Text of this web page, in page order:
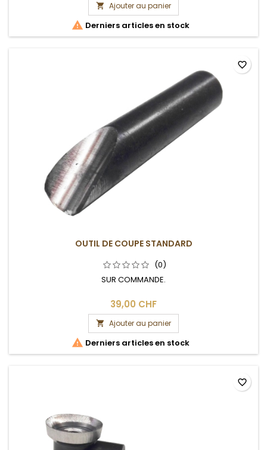
 Ajouter au panier
 Derniers articles en stock
OUTIL DE COUPE STANDARD
(0)
SUR COMMANDE.
39,00 CHF
 Ajouter au panier
 Derniers articles en stock
favorite_border
favorite_border